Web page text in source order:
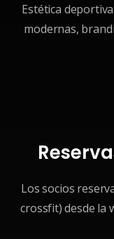
Estética
modernas,
Los socios
crossfit) desde la